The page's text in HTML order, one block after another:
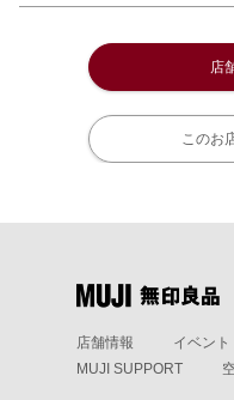
店
このお
店舗情報 イベント
MUJI SUPPORT